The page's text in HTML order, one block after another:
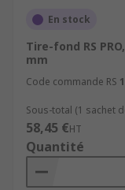
En stock
Tire-fond RS
mm
Code commande RS
Sous-total (1 sachet
58,45 €HT
Quantité